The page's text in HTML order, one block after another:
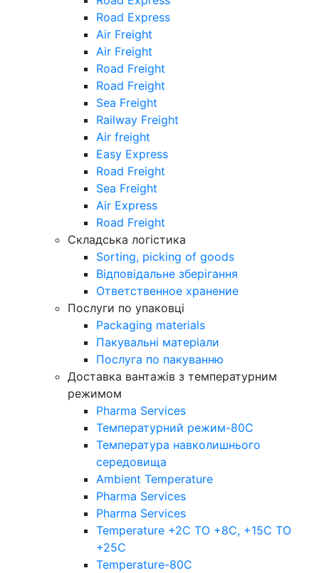
Road Express
Air Freight
Air Freight
Road Freight
Road Freight
Sea Freight
Railway Freight
Air freight
Easy Express
Road Freight
Sea Freight
Air Express
Road Freight
Складська логістика
Sorting, picking of goods
Відповідальне зберігання
Ответственное хранение
Послуги по упаковці
Packaging materials
Пакувальнi матерiали
Послуга по пакуванню
Доставка вантажів з температурним
режимом
Pharma Services
Температурний режим-80С
Температура навколишнього
середовища
Ambient Temperature
Pharma Services
Pharma Services
Temperature +2C TO +8С, +15C TO
+25С
Temperature-80С